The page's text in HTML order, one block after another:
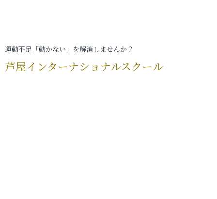
運動不足「動かない」を解消しませんか？
芦屋インターナショナルスクール